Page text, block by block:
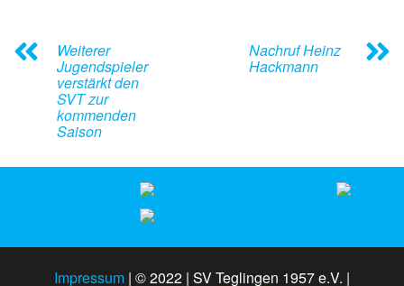
Weiterer
Jugendspieler
verstärkt den
SVT zur
kommenden
Saison
Nachruf Heinz
Hackmann
Impressum | © 2022 | SV Teglingen 1957 e.V. |